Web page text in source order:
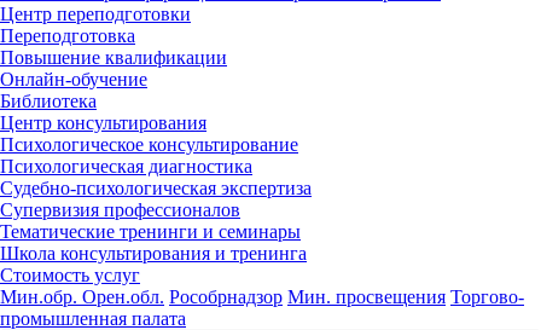
Центр переподготовки
Переподготовка
Повышение квалификации
Онлайн-обучение
Библиотека
Центр консультирования
Психологическое консультирование
Психологическая диагностика
Судебно-психологическая экспертиза
Супервизия профессионалов
Тематические тренинги и семинары
Школа консультирования и тренинга
Стоимость услуг
Мин.обр. Орен.обл. Рособрнадзор Мин. просвещения Торгово-
промышленная палата